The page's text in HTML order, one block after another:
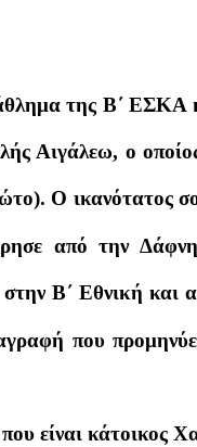
της Β΄ ΕΣΚΑ
Αιγάλεω, ο
Ο ικανότατος
από την
Β΄ Εθνική και
που
είναι κάτοικος